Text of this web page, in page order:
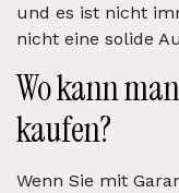
und es ist nicht
nicht eine solide
Wo kann
kaufen?
Wenn Sie mit